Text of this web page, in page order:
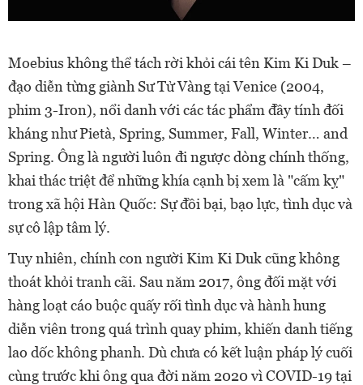
Moebius không thể tách rời khỏi cái tên Kim Ki Duk –
đạo diễn từng giành Sư Tử Vàng tại Venice (2004,
phim 3-Iron), nổi danh với các tác phẩm đầy tính đối
kháng như Pietà, Spring, Summer, Fall, Winter… and
Spring. Ông là người luôn đi ngược dòng chính thống,
khai thác triệt để những khía cạnh bị xem là "cấm kỵ"
trong xã hội Hàn Quốc: Sự đồi bại, bạo lực, tình dục và
sự cô lập tâm lý.
Tuy nhiên, chính con người Kim Ki Duk cũng không
thoát khỏi tranh cãi. Sau năm 2017, ông đối mặt với
hàng loạt cáo buộc quấy rối tình dục và hành hung
diễn viên trong quá trình quay phim, khiến danh tiếng
lao dốc không phanh. Dù chưa có kết luận pháp lý cuối
cùng trước khi ông qua đời năm 2020 vì COVID-19 tại